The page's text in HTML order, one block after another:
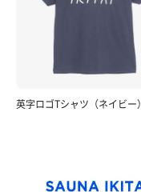
英字ロゴTシャツ（ネイビー）